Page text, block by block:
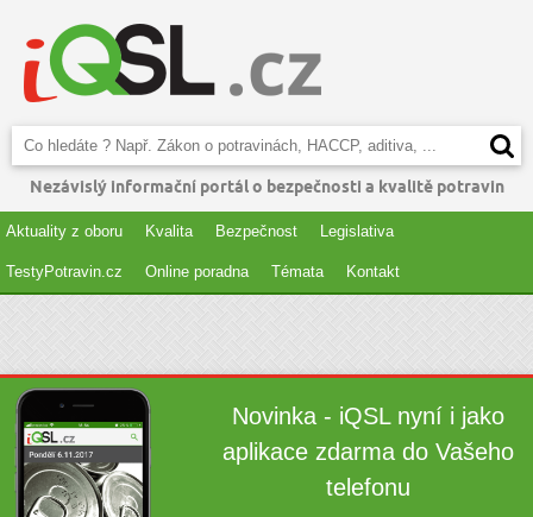
Nezávislý informační portál o bezpečnosti a kvalitě potravin
Aktuality z oboru Kvalita Bezpečnost Legislativa
TestyPotravin.cz Online poradna Témata Kontakt
Novinka - iQSL nyní i jako
aplikace zdarma do Vašeho
telefonu